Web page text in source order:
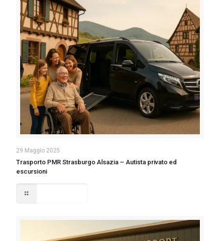
29 Maggio 2025
Trasporto PMR Strasburgo Alsazia – Autista privato ed
escursioni